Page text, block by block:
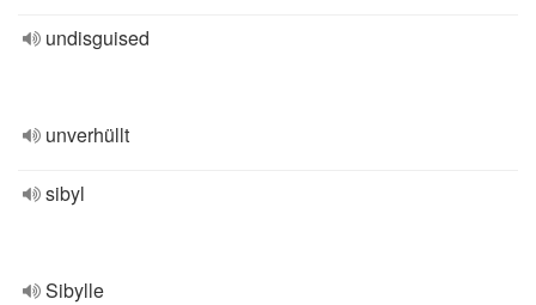
undisguised
unverhüllt
sibyl
Sibylle